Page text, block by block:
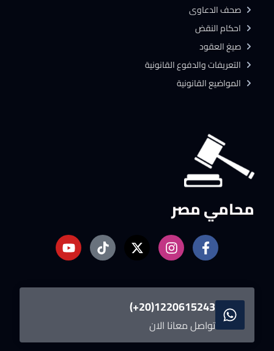
محامي مصر
1220615243(20+)
تواصل معانا الان
صحف الدعاوى
احكام النقض
صيغ العقود
التعريفات والدفوع القانونية
المواضيع القانونية